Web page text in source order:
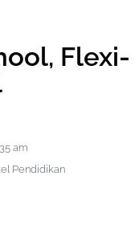
Flexi-
am
Pendidikan